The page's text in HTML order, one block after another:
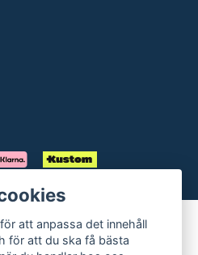
att anpassa det innehåll
för att du ska få bästa